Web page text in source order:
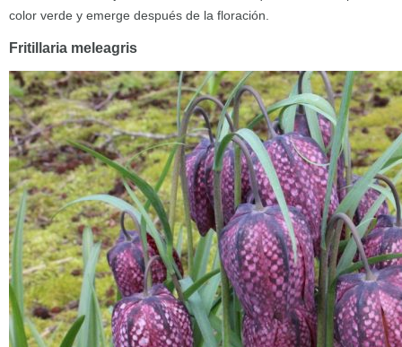
color verde y emerge después de la floración.
Fritillaria meleagris